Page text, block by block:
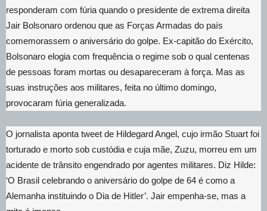
responderam com fúria quando o presidente de extrema direita
Jair Bolsonaro ordenou que as Forças Armadas do país
comemorassem o aniversário do golpe. Ex-capitão do Exército,
Bolsonaro elogia com frequência o regime sob o qual centenas
de pessoas foram mortas ou desapareceram à força. Mas as
suas instruções aos militares, feita no último domingo,
provocaram fúria generalizada.
O jornalista aponta tweet de Hildegard Angel, cujo irmão Stuart foi
torturado e morto sob custódia e cuja mãe, Zuzu, morreu em um
acidente de trânsito engendrado por agentes militares. Diz Hilde:
‘O Brasil celebrando o aniversário do golpe de 64 é como a
Alemanha instituindo o Dia de Hitler’. Jair empenha-se, mas a